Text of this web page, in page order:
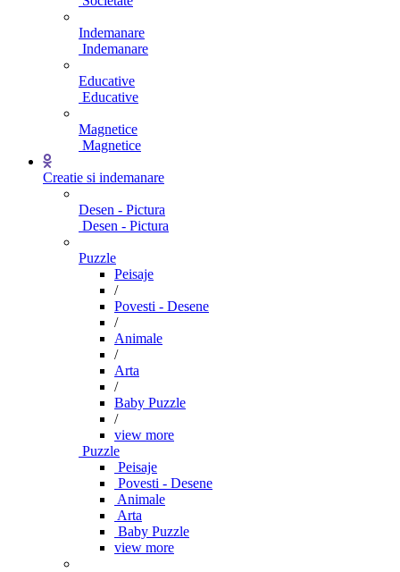
Indemanare
Indemanare
Educative
Educative
Magnetice
Magnetice
Creatie si indemanare
Desen - Pictura
Desen - Pictura
Puzzle
Peisaje
/
Povesti - Desene
/
Animale
/
Arta
/
Baby Puzzle
/
view more
Puzzle
Peisaje
Povesti - Desene
Animale
Arta
Baby Puzzle
view more